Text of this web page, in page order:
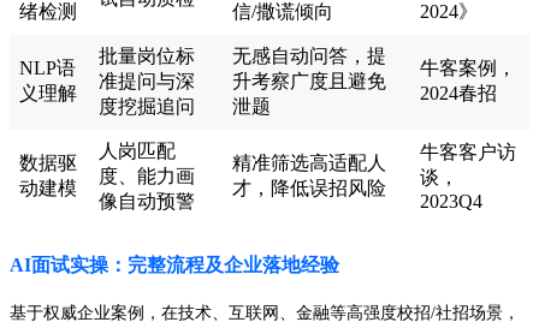
绪检测
信/撒谎倾向
2024》
NLP语
义理解
批量岗位标
准提问与深
度挖掘追问
无感自动问答，提
升考察广度且避免
泄题
牛客案例，
2024春招
数据驱
动建模
人岗匹配
度、能力画
像自动预警
精准筛选高适配人
才，降低误招风险
牛客客户访
谈，
2023Q4
AI面试实操：完整流程及企业落地经验
基于权威企业案例，在技术、互联网、金融等高强度校招/社招场景，